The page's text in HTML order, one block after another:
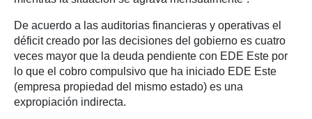
De acuerdo a las auditorias financieras y operativas el
déficit creado por las decisiones del gobierno es cuatro
veces mayor que la deuda pendiente con EDE Este por
lo que el cobro compulsivo que ha iniciado EDE Este
(empresa propiedad del mismo estado) es una
expropiación indirecta.